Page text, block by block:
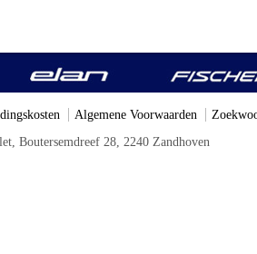
Algemene Voorwaarden
Boutersemdreef 28, 2240 Zandhoven